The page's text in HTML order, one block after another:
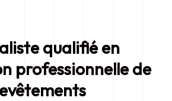
qualifié en
professionnelle de